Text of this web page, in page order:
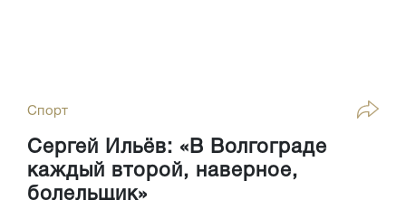
Спорт
Сергей Ильёв: «В Волгограде
каждый второй, наверное,
болельщик»